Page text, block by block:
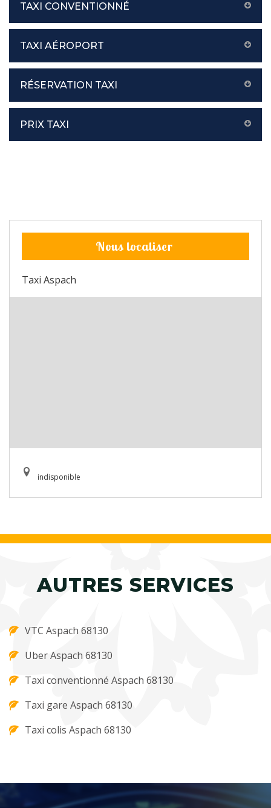
TAXI CONVENTIONNÉ
TAXI AÉROPORT
RÉSERVATION TAXI
PRIX TAXI
Nous localiser
Taxi Aspach
indisponible
AUTRES SERVICES
VTC Aspach 68130
Uber Aspach 68130
Taxi conventionné Aspach 68130
Taxi gare Aspach 68130
Taxi colis Aspach 68130